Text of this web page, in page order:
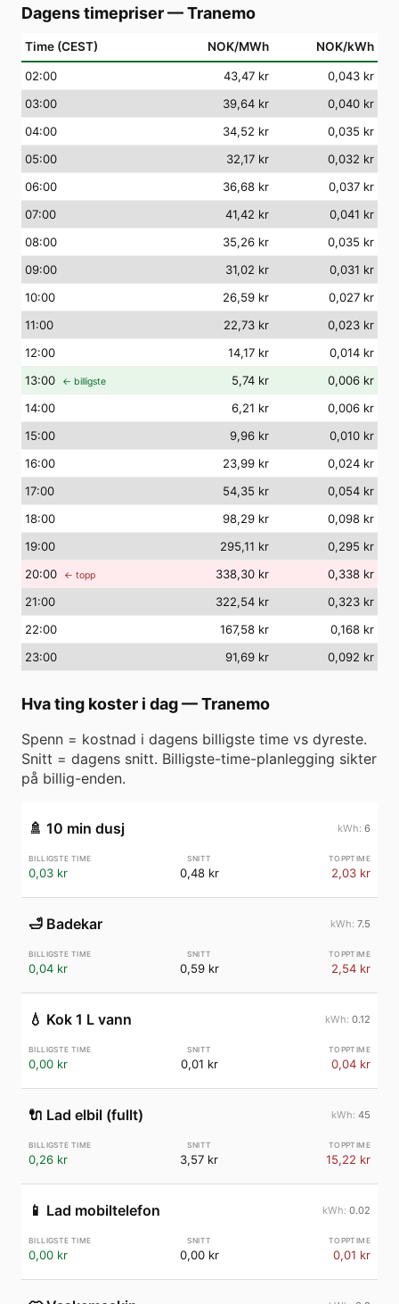
Dagens timepriser—Tranemo
Time (CEST) NOK/MWh NOK/kWh
02:00 43,47 kr
0,043 kr
03:00 39,64 kr
0,040 kr
04:00 34,52 kr
0,035 kr
05:00 32,17 kr
0,032 kr
06:00 36,68 kr
0,037 kr
07:00 41,42 kr
0,041 kr
08:00 35,26 kr
0,035 kr
09:00 31,02 kr
0,031 kr
10:00 26,59 kr
0,027 kr
11:00 22,73 kr
0,023 kr
12:00 14,17 kr
0,014 kr
13:00 ← billigste 5,74 kr
0,006 kr
14:00 6,21 kr
0,006 kr
15:00 9,96 kr
0,010 kr
16:00 23,99 kr
0,024 kr
17:00 54,35 kr
0,054 kr
18:00 98,29 kr
0,098 kr
19:00 295,11 kr
0,295 kr
20:00 ← topp 338,30 kr
0,338 kr
21:00 322,54 kr
0,323 kr
22:00 167,58 kr
0,168 kr
23:00 91,69 kr 0,092 kr
Hva ting koster i dag—Tranemo
Spenn = kostnad i dagens billigste time vs dyreste.
Snitt = dagens snitt. Billigste-time-planlegging sikter
på billig-enden.
🚿 10 min dusj 6
0,03 kr 0,48 kr 2,03 kr
🛁 Badekar 7.5
0,04 kr 0,59 kr 2,54 kr
💧 Kok 1 L vann 0.12
0,00 kr 0,01 kr 0,04 kr
🔌 Lad elbil (fullt) 45
0,26 kr 3,57 kr 15,22 kr
📱 Lad mobiltelefon 0.02
0,00 kr 0,00 kr 0,01 kr